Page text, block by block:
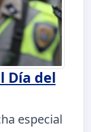
Día del
especial